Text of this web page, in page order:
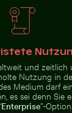
klarem
und zeitlich
Nutzung in
Medium darf
es sei denn Sie
Enterprise”-Option.